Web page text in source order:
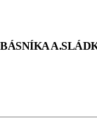
BÁSNÍKA